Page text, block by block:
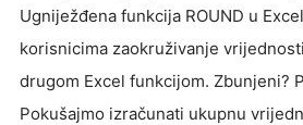
Ugniježđena funkcija ROUND u
korisnicima zaokruživanje
drugom Excel funkcijom. Zbunjeni?
Pokušajmo izračunati ukupnu